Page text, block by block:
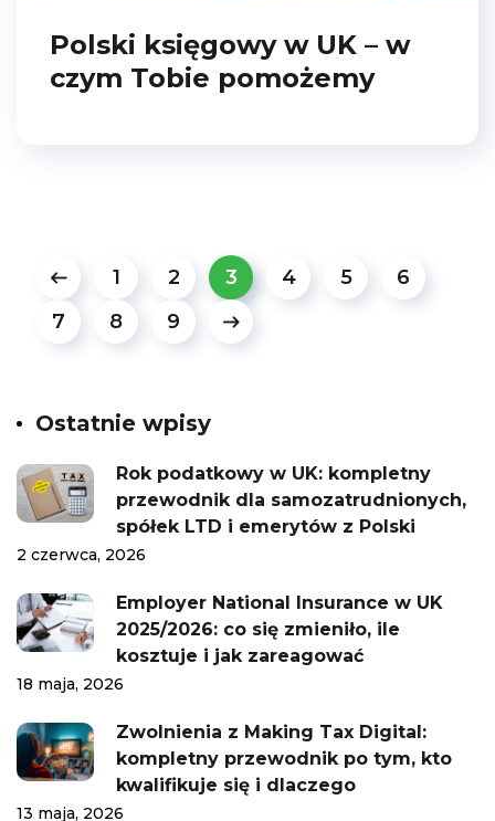
Polski księgowy w UK – w
czym Tobie pomożemy
1 2 3 4 5
6
7
8 9
Ostatnie wpisy
Rok podatkowy w UK: kompletny
przewodnik dla samozatrudnionych,
spółek LTD i emerytów z Polski
2 czerwca, 2026
Employer National Insurance w UK
2025/2026: co się zmieniło, ile
kosztuje i jak zareagować
18 maja, 2026
Zwolnienia z Making Tax Digital:
kompletny przewodnik po tym, kto
kwalifikuje się i dlaczego
13 maja, 2026